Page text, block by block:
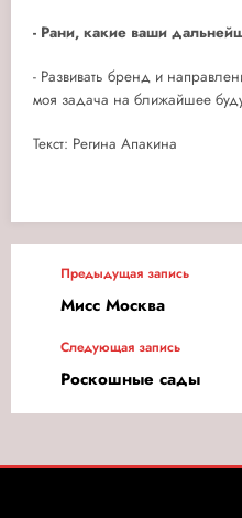
- Рани, какие ваши
- Развивать бренд и
моя задача на ближайшее
Текст: Регина Апакина
Предыдущая запись
Мисс Москва
Следующая запись
Роскошные сады